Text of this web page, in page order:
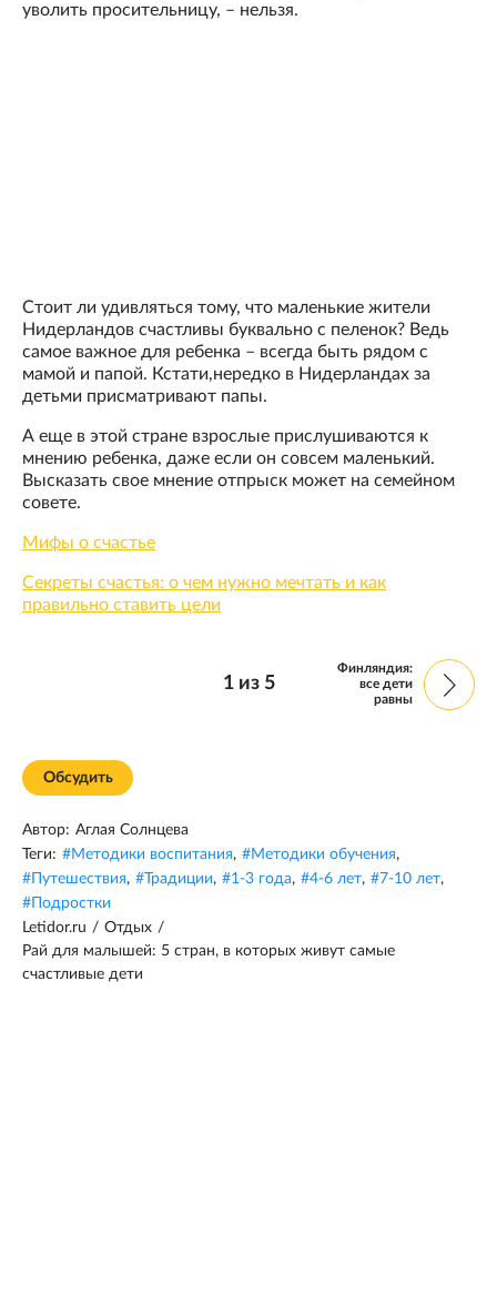
уволить просительницу, – нельзя.
Стоит ли удивляться тому, что маленькие жители
Нидерландов счастливы буквально с пеленок? Ведь
самое важное для ребенка – всегда быть рядом с
мамой и папой. Кстати,нередко в Нидерландах за
детьми присматривают папы.
А еще в этой стране взрослые прислушиваются к
мнению ребенка, даже если он совсем маленький.
Высказать свое мнение отпрыск может на семейном
совете.
Мифы о счастье
Секреты счастья: о чем нужно мечтать и как
правильно ставить цели
1из 5
Финляндия:
все дети
равны
Обсудить
Автор: Аглая Солнцева
Теги: #Методики воспитания, #Методики обучения,
# Путешествия, #Традиции, #1-3 года, #4-6 лет, #7-10 лет,
# Подростки
Letidor.ru / Отдых /
Рай для малышей: 5 стран, в которых живут самые
счастливые дети